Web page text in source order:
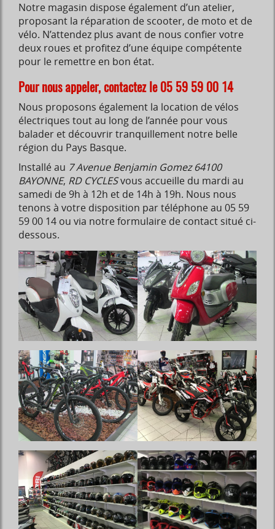
Notre magasin dispose également d’un atelier,
proposant la réparation de scooter, de moto et de
vélo. N’attendez plus avant de nous confier votre
deux roues et profitez d’une équipe compétente
pour le remettre en bon état.
Pour nous appeler, contactez le 05 59 59 00 14
Nous proposons également la location de vélos
électriques tout au long de l’année pour vous
balader et découvrir tranquillement notre belle
région du Pays Basque.
Installé au 7 Avenue Benjamin Gomez 64100
BAYONNE, RD CYCLESvous accueille du mardi au
samedi de 9h à 12h et de 14h à 19h. Nous nous
tenons à votre disposition par téléphone au 05 59
59 00 14 ou via notre formulaire de contact situé ci-
dessous.